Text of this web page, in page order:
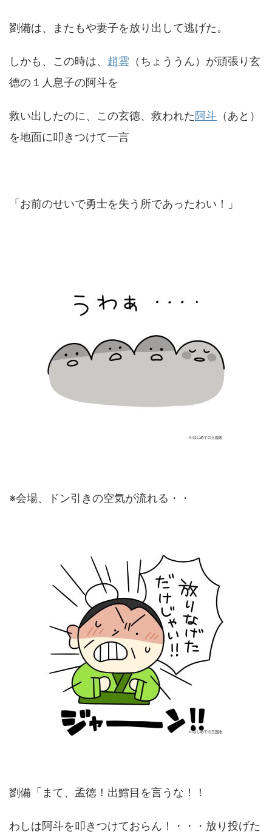
劉備は、またもや妻子を放り出して逃げた。
しかも、この時は、 趙雲 （ちょううん）が頑張り玄
徳の１人息子の阿斗を
救い出したのに、この玄徳、救われた阿斗 （あと）
を地面に叩きつけて一言
「お前のせいで勇士を失う所であったわい！」
※会場、ドン引きの空気が流れる・・
劉備「まて、孟徳！出鱈目を言うな！！
わしは阿斗を叩きつけておらん！・・・放り投げた